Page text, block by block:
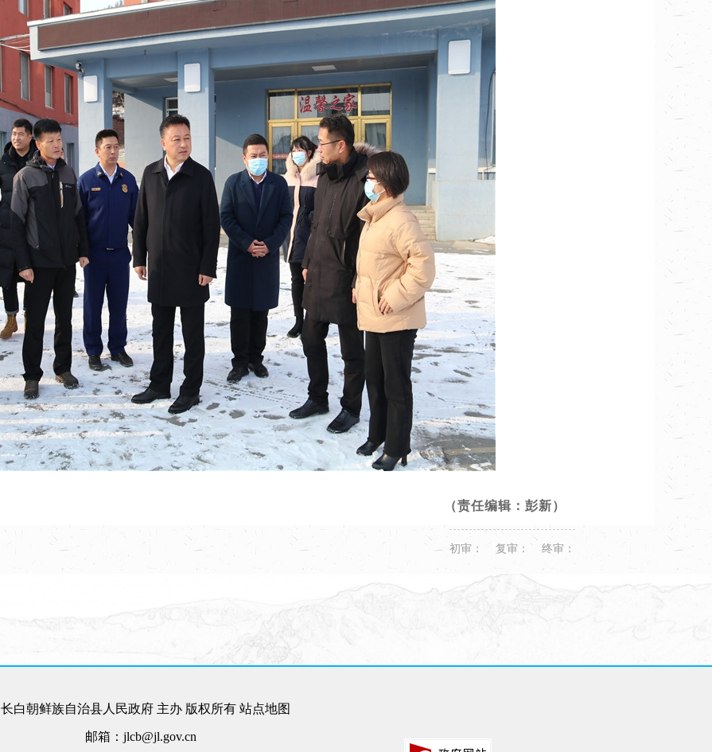
（责任编辑：彭新）
初审： 复审： 终审：
长白朝鲜族自治县人民政府 主办 版权所有 站点地图
邮箱：jlcb@jl.gov.cn